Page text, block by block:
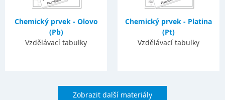
Chemický prvek - Olovo
(Pb)
Vzdělávací tabulky
Chemický prvek - Platina
(Pt)
Vzdělávací tabulky
Zobrazit další materiály